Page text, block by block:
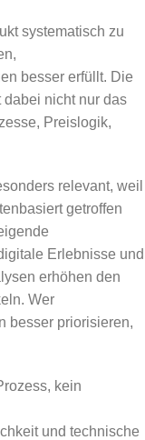
systematisch zu
besser erfüllt. Die
dabei nicht nur das
Preislogik,
relevant, weil
getroffen
Erlebnisse und
erhöhen den
Wer
besser priorisieren,
kein
und technische